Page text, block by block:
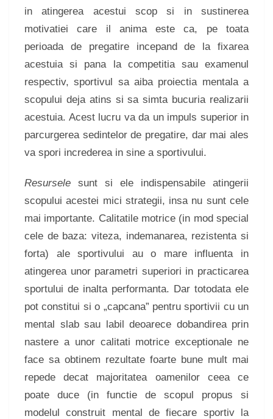
in atingerea acestui scop si in sustinerea
motivatiei care il anima este ca, pe toata
perioada de pregatire incepand de la fixarea
acestuia si pana la competitia sau examenul
respectiv, sportivul sa aiba proiectia mentala a
scopului deja atins si sa simta bucuria realizarii
acestuia. Acest lucru va da un impuls superior in
parcurgerea sedintelor de pregatire, dar mai ales
va spori increderea in sine a sportivului.
Resursele sunt si ele indispensabile atingerii
scopului acestei mici strategii, insa nu sunt cele
mai importante. Calitatile motrice (in mod special
cele de baza: viteza, indemanarea, rezistenta si
forta) ale sportivului au o mare influenta in
atingerea unor parametri superiori in practicarea
sportului de inalta performanta. Dar totodata ele
pot constitui si o „capcana” pentru sportivii cu un
mental slab sau labil deoarece dobandirea prin
nastere a unor calitati motrice exceptionale ne
face sa obtinem rezultate foarte bune mult mai
repede decat majoritatea oamenilor ceea ce
poate duce (in functie de scopul propus si
modelul construit mental de fiecare sportiv la